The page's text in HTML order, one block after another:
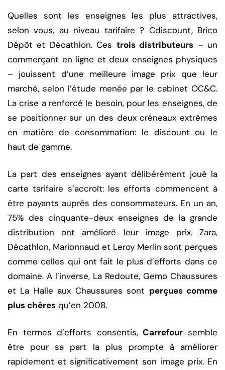
Quelles sont les enseignes les plus attractives,
selon vous, au niveau tarifaire ? Cdiscount, Brico
Dépôt et Décathlon. Ces trois distributeurs – un
commerçant en ligne et deux enseignes physiques
– jouissent d’une meilleure image prix que leur
marché, selon l’étude menée par le cabinet OC&C.
La crise a renforcé le besoin, pour les enseignes, de
se positionner sur un des deux créneaux extrêmes
en matière de consommation: le discount ou le
haut de gamme.
La part des enseignes ayant délibérément joué la
carte tarifaire s’accroît: les efforts commencent à
être payants auprès des consommateurs. En un an,
75% des cinquante-deux enseignes de la grande
distribution ont amélioré leur image prix. Zara,
Décathlon, Marionnaud et Leroy Merlin sont perçues
comme celles qui ont fait le plus d’efforts dans ce
domaine. A l’inverse, La Redoute, Gemo Chaussures
et La Halle aux Chaussures sont perçues comme
plus chères qu’en 2008.
En termes d’efforts consentis,Carrefoursemble
être pour sa part la plus prompte à améliorer
rapidement et significativement son image prix. En